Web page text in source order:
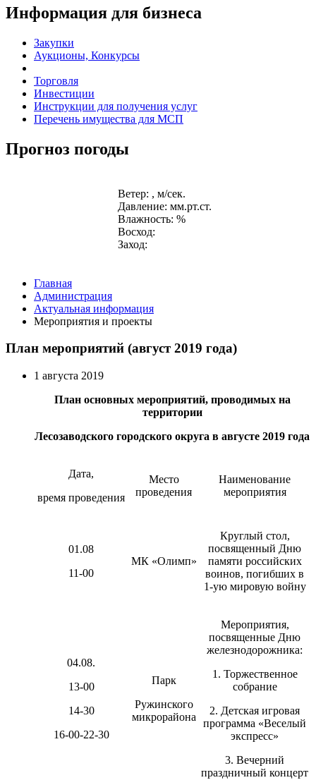
Информация для бизнеса
Закупки
Аукционы, Конкурсы
Торговля
Инвестиции
Инструкции для получения услуг
Перечень имущества для МСП
Прогноз погоды
Ветер: , м/сек.
Давление: мм.рт.ст.
Влажность: %
Восход:
Заход:
Главная
Администрация
Актуальная информация
Мероприятия и проекты
План мероприятий (август 2019 года)
1 августа 2019
План основных мероприятий, проводимых на
территории
Лесозаводского городского округа в августе 2019 года
Дата,
время проведения
Место
проведения
Наименование
мероприятия
01.08
11-00
МК «Олимп»
Круглый стол,
посвященный Дню
памяти российских
воинов, погибших в
1-ую мировую войну
04.08.
13-00
14-30
16-00-22-30
Парк
Ружинского
микрорайона
Мероприятия,
посвященные Дню
железнодорожника:
1. Торжественное
собрание
2. Детская игровая
программа «Веселый
экспресс»
3. Вечерний
праздничный концерт